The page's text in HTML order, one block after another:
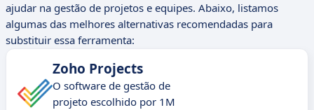
ajudar na gestão de projetos e equipes. Abaixo, listamos
algumas das melhores alternativas recomendadas para
substituir essa ferramenta:
Zoho Projects
O software de gestão de
projeto escolhido por 1M